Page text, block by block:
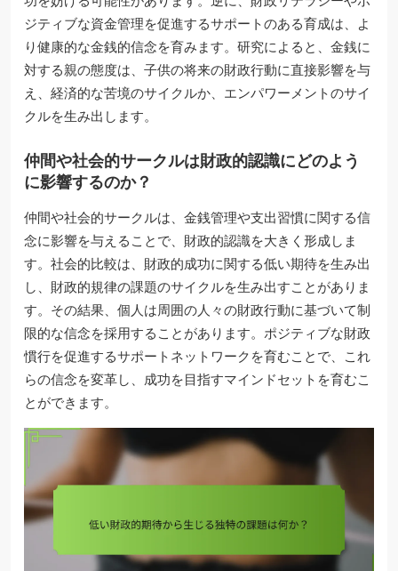
ジティブな資金管理を促進するサポートのある育成は、よ
り健康的な金銭的信念を育みます。研究によると、金銭に
対する親の態度は、子供の将来の財政行動に直接影響を与
え、経済的な苦境のサイクルか、エンパワーメントのサイ
クルを生み出します。
仲間や社会的サークルは財政的認識にどのよう
に影響するのか？
仲間や社会的サークルは、金銭管理や支出習慣に関する信
念に影響を与えることで、財政的認識を大きく形成しま
す。社会的比較は、財政的成功に関する低い期待を生み出
し、財政的規律の課題のサイクルを生み出すことがありま
す。その結果、個人は周囲の人々の財政行動に基づいて制
限的な信念を採用することがあります。ポジティブな財政
慣行を促進するサポートネットワークを育むことで、これ
らの信念を変革し、成功を目指すマインドセットを育むこ
とができます。